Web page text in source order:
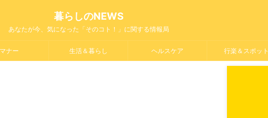
暮らしのNEWS
あなたが今、気になった「そのコト！」に関する情報局
マナー 生活＆暮らし ヘルスケア 行楽＆スポット